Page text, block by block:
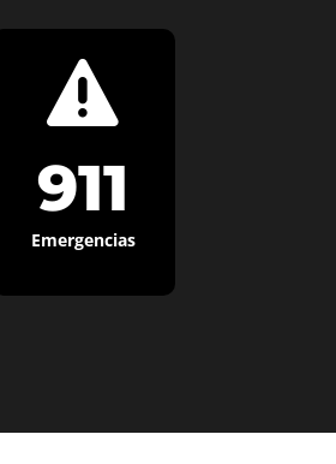

911
Emergencias